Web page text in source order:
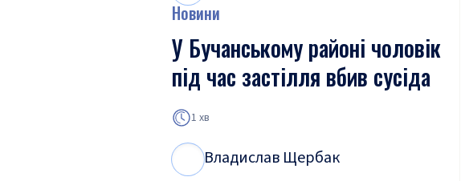
Новини
У Бучанському районі чоловік
під час застілля вбив сусіда
1 хв
Владислав Щербак